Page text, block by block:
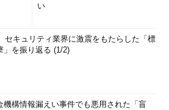
い
セキュリティ業界に激震をもたらした「標
」を振り返る (1/2)
機構情報漏えい事件でも悪用された「盲